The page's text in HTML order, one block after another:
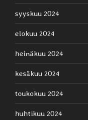
syyskuu 2024
elokuu 2024
heinäkuu 2024
kesäkuu 2024
toukokuu 2024
huhtikuu 2024